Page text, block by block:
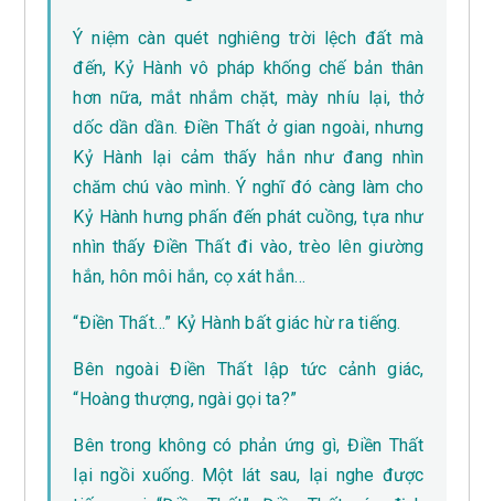
Ý niệm càn quét nghiêng trời lệch đất mà
đến, Kỷ Hành vô pháp khống chế bản thân
hơn nữa, mắt nhắm chặt, mày nhíu lại, thở
dốc dần dần. Điền Thất ở gian ngoài, nhưng
Kỷ Hành lại cảm thấy hắn như đang nhìn
chăm chú vào mình. Ý nghĩ đó càng làm cho
Kỷ Hành hưng phấn đến phát cuồng, tựa như
nhìn thấy Điền Thất đi vào, trèo lên giường
hắn, hôn môi hắn, cọ xát hắn…
“Điền Thất…” Kỷ Hành bất giác hừ ra tiếng.
Bên ngoài Điền Thất lập tức cảnh giác,
“Hoàng thượng, ngài gọi ta?”
Bên trong không có phản ứng gì, Điền Thất
lại ngồi xuống. Một lát sau, lại nghe được